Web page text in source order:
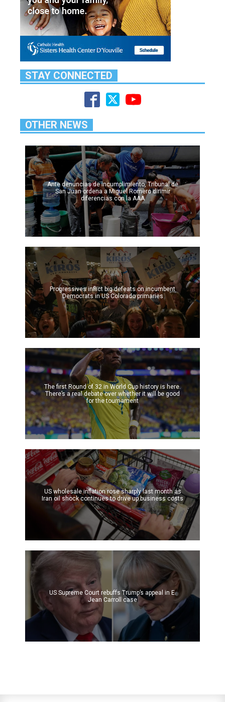
STAY CONNECTED
OTHER NEWS
Ante denuncias de incumplimiento, Tribunal de
San Juan ordena a Miguel Romero dirimir
diferencias con la AAA
Progressives inflict big defeats on incumbent
Democrats in US Colorado primaries
The first Round of 32 in World Cup history is here.
There’s a real debate over whether it will be good
for the tournament
US wholesale inflation rose sharply last month as
Iran oil shock continues to drive up business costs
US Supreme Court rebuffs Trump’s appeal in E.
Jean Carroll case